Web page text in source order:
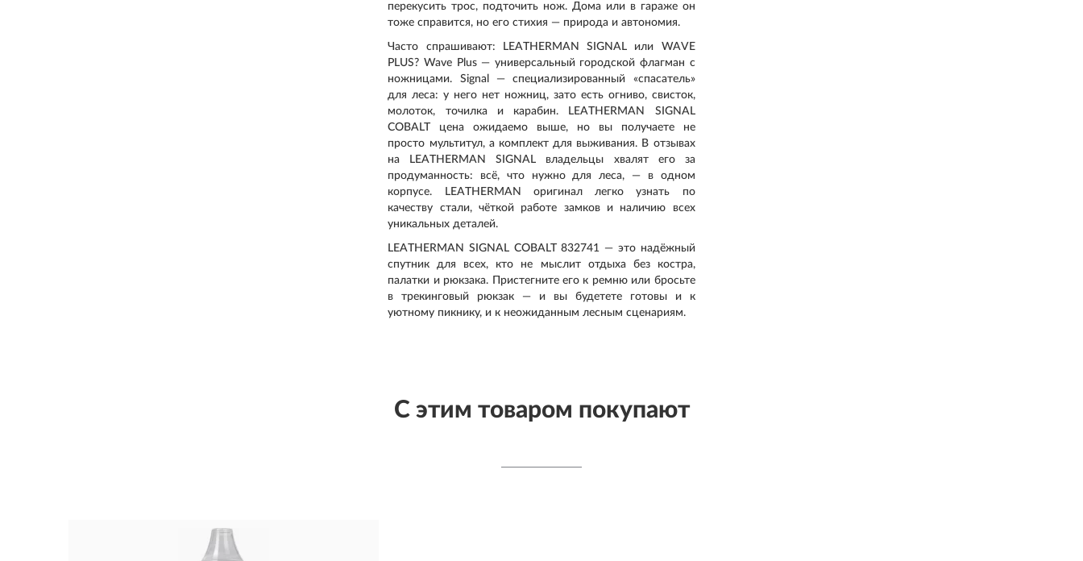
перекусить трос, подточить нож. Дома или в гараже он
тоже справится, но его стихия — природа и автономия.
Часто спрашивают: LEATHERMAN SIGNAL или WAVE
PLUS? Wave Plus — универсальный городской флагман с
ножницами. Signal — специализированный «спасатель»
для леса: у него нет ножниц, зато есть огниво, свисток,
молоток, точилка и карабин. LEATHERMAN SIGNAL
COBALT цена ожидаемо выше, но вы получаете не
просто мультитул, а комплект для выживания. В отзывах
на LEATHERMAN SIGNAL владельцы хвалят его за
продуманность: всё, что нужно для леса, — в одном
корпусе. LEATHERMAN оригинал легко узнать по
качеству стали, чёткой работе замков и наличию всех
уникальных деталей.
LEATHERMAN SIGNAL COBALT 832741 — это надёжный
спутник для всех, кто не мыслит отдыха без костра,
палатки и рюкзака. Пристегните его к ремню или бросьте
в трекинговый рюкзак — и вы будетете готовы и к
уютному пикнику, и к неожиданным лесным сценариям.
С этим товаром покупают